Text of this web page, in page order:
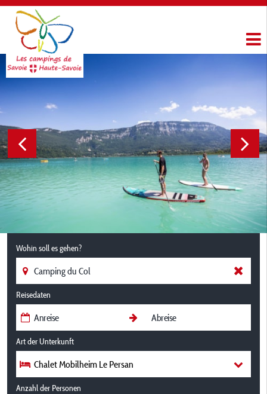
Wohin soll es gehen?
Reisedaten
Art der Unterkunft
Chalet Mobilheim Le Persan
Anzahl der Personen